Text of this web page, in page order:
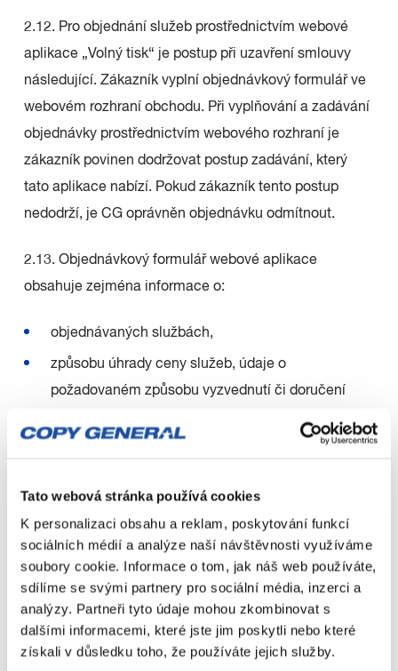
Tato webová stránka používá cookies
K personalizaci obsahu a reklam, poskytování funkcí
sociálních médií a analýze naší návštěvnosti využíváme
soubory cookie. Informace o tom, jak náš web používáte,
sdílíme se svými partnery pro sociální média, inzerci a
analýzy. Partneři tyto údaje mohou zkombinovat s
dalšími informacemi, které jste jim poskytli nebo které
získali v důsledku toho, že používáte jejich služby.
2.12. Pro objednání služeb prostřednictvím webové
aplikace „Volný tisk“ je postup při uzavření smlouvy
následující. Zákazník vyplní objednávkový formulář ve
webovém rozhraní obchodu. Při vyplňování a zadávání
objednávky prostřednictvím webového rozhraní je
zákazník povinen dodržovat postup zadávání, který
tato aplikace nabízí. Pokud zákazník tento postup
nedodrží, je CG oprávněn objednávku odmítnout.
2.13. Objednávkový formulář webové aplikace
obsahuje zejména informace o:
objednávaných službách,
způsobu úhrady ceny služeb, údaje o
požadovaném způsobu vyzvednutí či doručení
informace o nákladech spojených s dodáním
„objednávka“).
2.14. Před odesláním objednávky služeb má zákazník
možnost kontrolovat, doplňovat či jakkoliv měnit údaje,
které do objednávky vložil. Objednávka je zákazníkem
odeslána kliknutím na tlačítko „Dokončit“. Doručení
objednávky, nikoliv však její závazné potvrzení ze